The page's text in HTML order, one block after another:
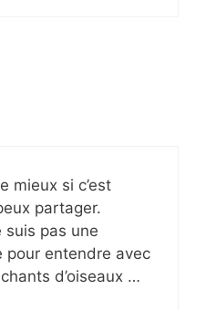
mieux si c’est
partager.
suis pas une
pour entendre avec
d’oiseaux …